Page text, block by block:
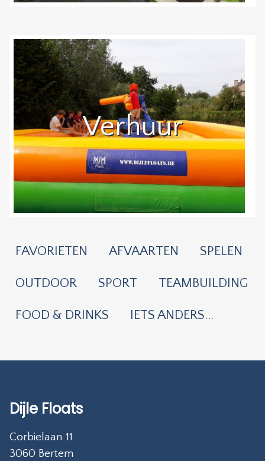
Verhuur
FAVORIETEN AFVAARTEN SPELEN
OUTDOOR SPORT TEAMBUILDING
FOOD & DRINKS IETS ANDERS...
Dijle Floats
Corbielaan 11
3060 Bertem